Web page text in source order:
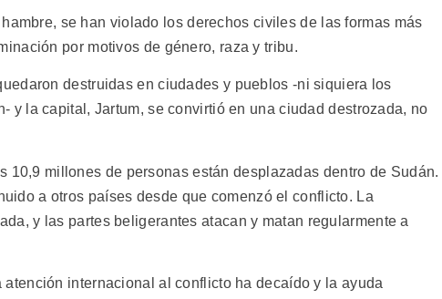
se han violado los derechos civiles de las formas más
por motivos de género, raza y tribu.
destruidas en ciudades y pueblos -ni siquiera los
y la capital, Jartum, se convirtió en una ciudad destrozada, no
10,9 millones de personas están desplazadas dentro de Sudán.
a otros países desde que comenzó el conflicto. La
y las partes beligerantes atacan y matan regularmente a
internacional al conflicto ha decaído y la ayuda